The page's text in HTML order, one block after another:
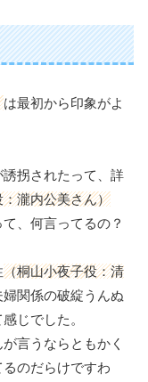
は最初から印象がよ
誘拐されたって、詳
瀧内公美さん）
、何言ってるの？
（桐山小夜子役：清
関係の破綻うんぬ
じでした。
言うならともかく
のだらけですわ